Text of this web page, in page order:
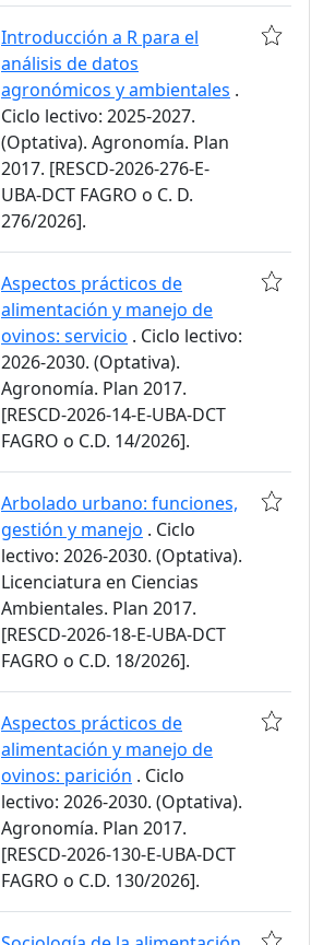
Introducción a R para el
análisis de datos
agronómicos y ambientales .
Ciclo lectivo: 2025-2027.
(Optativa). Agronomía. Plan
2017. [RESCD-2026-276-E-
UBA-DCT FAGRO o C. D.
276/2026].
Aspectos prácticos de
alimentación y manejo de
ovinos: servicio . Ciclo lectivo:
2026-2030. (Optativa).
Agronomía. Plan 2017.
[RESCD-2026-14-E-UBA-DCT
FAGRO o C.D. 14/2026].
Arbolado urbano: funciones,
gestión y manejo . Ciclo
lectivo: 2026-2030. (Optativa).
Licenciatura en Ciencias
Ambientales. Plan 2017.
[RESCD-2026-18-E-UBA-DCT
FAGRO o C.D. 18/2026].
Aspectos prácticos de
alimentación y manejo de
ovinos: parición . Ciclo
lectivo: 2026-2030. (Optativa).
Agronomía. Plan 2017.
[RESCD-2026-130-E-UBA-DCT
FAGRO o C.D. 130/2026].